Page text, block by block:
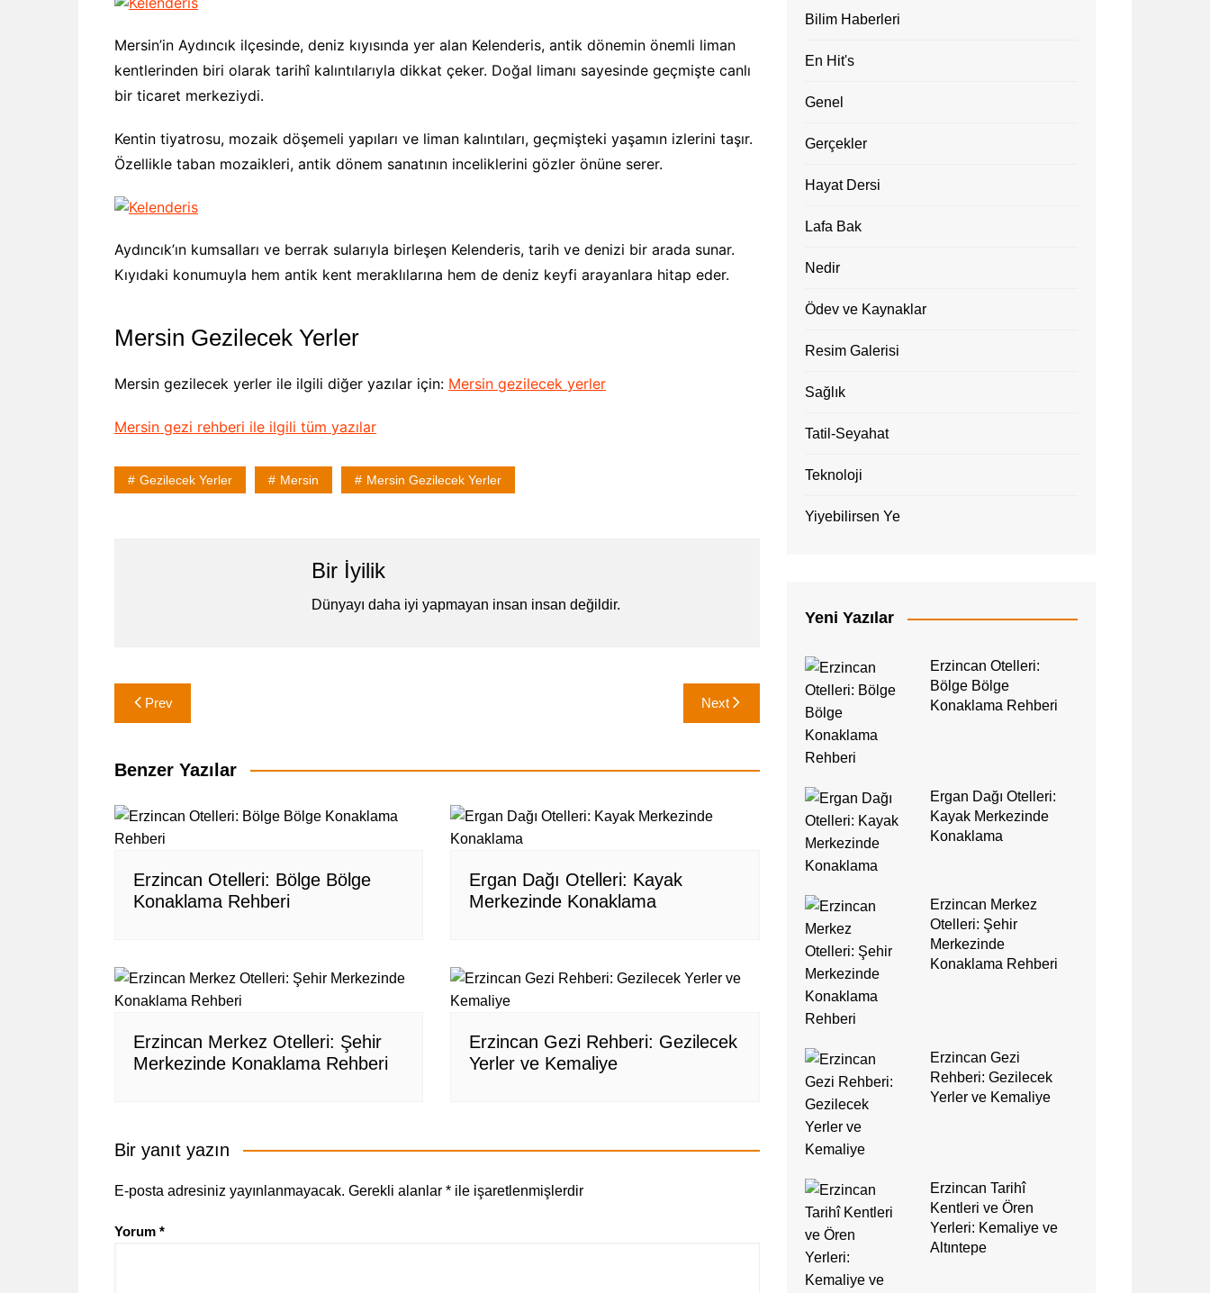
Mersin’in Aydıncık ilçesinde, deniz kıyısında yer alan Kelenderis, antik dönemin önemli liman
kentlerinden biri olarak tarihî kalıntılarıyla dikkat çeker. Doğal limanı sayesinde geçmişte canlı
bir ticaret merkeziydi.
Kentin tiyatrosu, mozaik döşemeli yapıları ve liman kalıntıları, geçmişteki yaşamın izlerini taşır.
Özellikle taban mozaikleri, antik dönem sanatının inceliklerini gözler önüne serer.
Aydıncık’ın kumsalları ve berrak sularıyla birleşen Kelenderis, tarih ve denizi bir arada sunar.
Kıyıdaki konumuyla hem antik kent meraklılarına hem de deniz keyfi arayanlara hitap eder.
Mersin Gezilecek Yerler
Mersin gezilecek yerler ile ilgili diğer yazılar için: Mersin gezilecek yerler
Mersin gezi rehberi ile ilgili tüm yazılar
Gezilecek Yerler Mersin Mersin Gezilecek Yerler
Bir İyilik
Dünyayı daha iyi yapmayan insan insan değildir.
Yazı
gezinmesi
Prev Next
Benzer Yazılar
Erzincan Otelleri: Bölge Bölge
Konaklama Rehberi
Ergan Dağı Otelleri: Kayak
Merkezinde Konaklama
Erzincan Merkez Otelleri: Şehir
Merkezinde Konaklama Rehberi
Erzincan Gezi Rehberi: Gezilecek
Yerler ve Kemaliye
Bir yanıt yazın
E-posta adresiniz yayınlanmayacak. Gerekli alanlar * ile işaretlenmişlerdir
Yorum *
Bilim Haberleri
En Hit's
Genel
Gerçekler
Hayat Dersi
Lafa Bak
Nedir
Ödev ve Kaynaklar
Resim Galerisi
Sağlık
Tatil-Seyahat
Teknoloji
Yiyebilirsen Ye
Yeni Yazılar
Erzincan Otelleri:
Bölge Bölge
Konaklama Rehberi
Ergan Dağı Otelleri:
Kayak Merkezinde
Konaklama
Erzincan Merkez
Otelleri: Şehir
Merkezinde
Konaklama Rehberi
Erzincan Gezi
Rehberi: Gezilecek
Yerler ve Kemaliye
Erzincan Tarihî
Kentleri ve Ören
Yerleri: Kemaliye ve
Altıntepe